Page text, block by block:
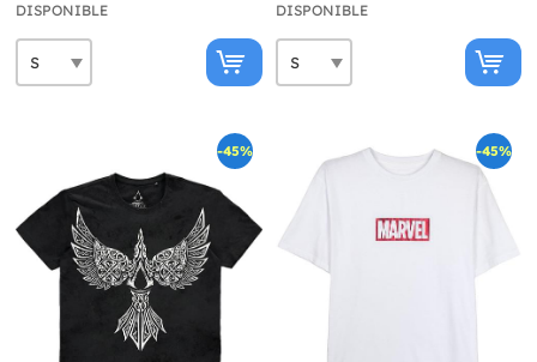
DISPONIBLE DISPONIBLE
-45% -45%